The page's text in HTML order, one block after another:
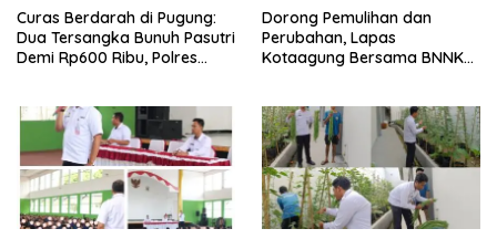
Curas Berdarah di Pugung:
Dua Tersangka Bunuh Pasutri
Demi Rp600 Ribu, Polres
Dorong Pemulihan dan
Perubahan, Lapas
Kotaagung Bersama BNNK